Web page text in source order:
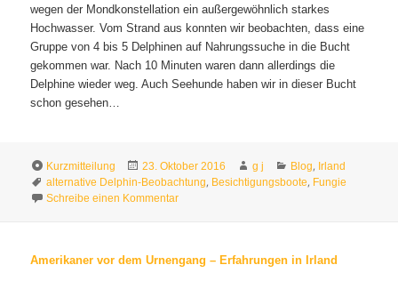
wegen der Mondkonstellation ein außergewöhnlich starkes
Hochwasser. Vom Strand aus konnten wir beobachten, dass eine
Gruppe von 4 bis 5 Delphinen auf Nahrungssuche in die Bucht
gekommen war. Nach 10 Minuten waren dann allerdings die
Delphine wieder weg. Auch Seehunde haben wir in dieser Bucht
schon gesehen…
Format
Kurzmitteilung
Veröffentlicht
am
23. Oktober 2016 Autor
g j Kategorien
Blog, Irland
Schlagwörter
alternative Delphin-Beobachtung, Besichtigungsboote, Fungie
Schreibe einen Kommentarzu Fungie – dead or alive!
Amerikaner vor dem Urnengang – Erfahrungen in Irland